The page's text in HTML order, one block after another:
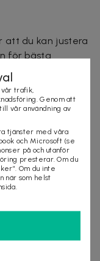
att du kan justera
för bästa
hållaren i
ger dig
behov.
av högkvalitativa
och långvarig
designen gör
sig överallt.
Up mobilhållare.
din
trafik,
Genom att
vår användning av
tjänster med våra
och Microsoft (se
på och utanför
presterar. Om du
Om du inte
när som helst